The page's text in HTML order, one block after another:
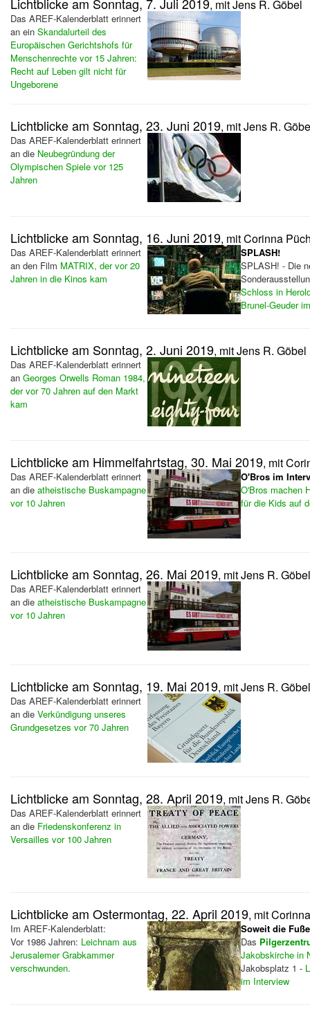
, mit Jens R. Göbel
Das AREF-Kalenderblatt erinnert
an ein Skandalurteil des
Europäischen Gerichtshofs für
Menschenrechte vor 15 Jahren:
Recht auf Leben gilt nicht für
Ungeborene
Lichtblicke am Sonntag, 23. Juni 2019, mit Jens R.
Das AREF-Kalenderblatt erinnert
an die Neubegründung der
Olympischen Spiele vor 125
Jahren
Lichtblicke am Sonntag, 16. Juni 2019, mit Corinna
Das AREF-Kalenderblatt erinnert
an den Film MATRIX, der vor 20
Jahren in die Kinos kam
SPLASH!
SPLASH! - Die
Schloss in
Brunel-Geuder
Lichtblicke am Sonntag, 2. Juni 2019, mit Jens R. Göbel
Das AREF-Kalenderblatt erinnert
an Georges Orwells Roman 1984,
der vor 70 Jahren auf den Markt
kam
Lichtblicke am Himmelfahrtstag, 30. Mai 2019, mit
Das AREF-Kalenderblatt erinnert
an die atheistische Buskampagne
vor 10 Jahren
O'Bros im
O'Bros machen
für die Kids auf
Lichtblicke am Sonntag, 26. Mai 2019, mit Jens R. Göbel
Das AREF-Kalenderblatt erinnert
an die atheistische Buskampagne
vor 10 Jahren
Lichtblicke am Sonntag, 19. Mai 2019, mit Jens R. Göbel
Das AREF-Kalenderblatt erinnert
an die Verkündigung unseres
Grundgesetzes vor 70 Jahren
Lichtblicke am Sonntag, 28. April 2019, mit Jens R.
Das AREF-Kalenderblatt erinnert
an die Friedenskonferenz in
Versailles vor 100 Jahren
Lichtblicke am Ostermontag, 22. April 2019, mit
Im AREF-Kalenderblatt:
Vor 1986 Jahren: Leichnam aus
Jerusalemer Grabkammer
verschwunden.
Soweit die
Das
Jakobskirche in
Jakobsplatz 1 -
im Interview